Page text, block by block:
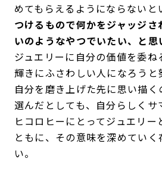
めてもらえるようにならないと
つけるもので何かをジャッジさ
いのようなやつでいたい、と思
ジュエリーに自分の価値を委ね
輝きにふさわしい人になろうと
自分を磨き上げた先に思い描
選んだとしても、自分らしくサ
ヒコロヒーにとってジュエリー
ともに、その意味を深めてい
い。